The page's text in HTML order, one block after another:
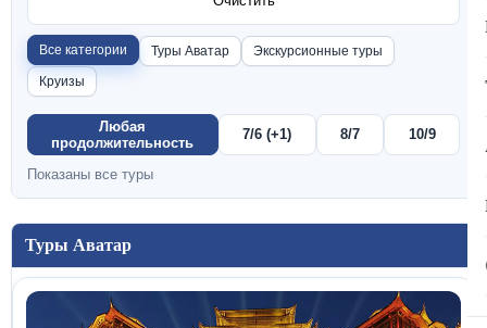
Все категории Туры Аватар
Экскурсионные туры
Круизы
Любая
продолжительность
7/6 (+1) 8/7 10/9
Показаны все туры
Туры Аватар